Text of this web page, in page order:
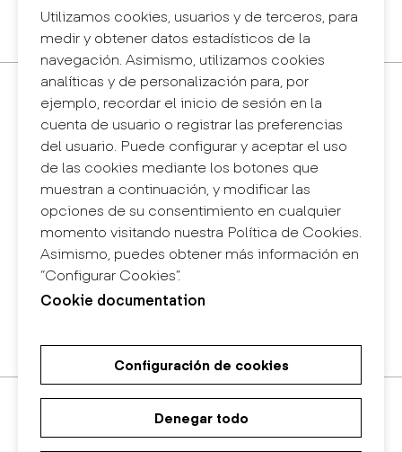
Utilizamos cookies, usuarios y de terceros, para
medir y obtener datos estadísticos de la
navegación. Asimismo, utilizamos cookies
analíticas y de personalización para, por
ejemplo, recordar el inicio de sesión en la
cuenta de usuario o registrar las preferencias
del usuario. Puede configurar y aceptar el uso
de las cookies mediante los botones que
muestran a continuación, y modificar las
opciones de su consentimiento en cualquier
momento visitando nuestra Política de Cookies.
Asimismo, puedes obtener más información en
“Configurar Cookies”.
Cookie documentation
Configuración de cookies
Denegar todo
Sistema interno de información (canal de
denuncias)
Contacto
+34 932 030 923
info@eina.cat
Eina Sentmenat
Passeig Santa Eulàlia, 25
08017 Barcelona
+34 672 31 86 57
Eina Bosc
Carrer del Bosc, 2
+34 675 78 48 03